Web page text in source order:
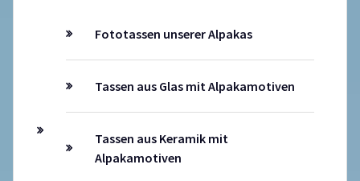
Fototassen unserer Alpakas
Tassen aus Glas mit Alpakamotiven
Tassen aus Keramik mit
Alpakamotiven